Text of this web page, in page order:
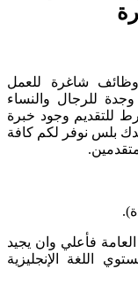
شاغرة للعمل
للرجال والنساء
للتقديم وجود خبرة
بلس نوفر لكم كافة
فأعلي وان يجيد
اللغة الإنجليزية